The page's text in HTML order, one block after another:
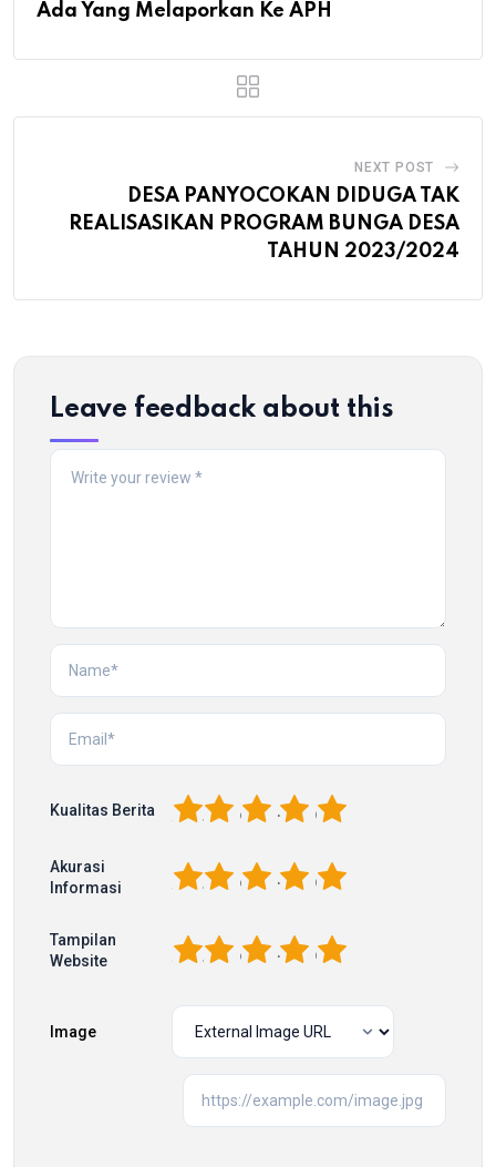
Ada Yang Melaporkan Ke APH
NEXT POST
DESA PANYOCOKAN DIDUGA TAK
REALISASIKAN PROGRAM BUNGA DESA
TAHUN 2023/2024
Leave feedback about this
Kualitas Berita 5
4
3
2
Akurasi
Informasi
5
4
3
2
Tampilan
Website
5
4
3
2
Image